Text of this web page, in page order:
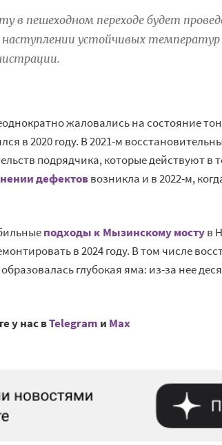
в пешеходном переходе будет
наступлении устойчивых
жаловались на состояние
в 2020 году. В 2021-м
подрядчика, которые действуют в
дефектоввозникла и в 2022-м,
подходы к Мызинскому мостув
в 2024 году. В том числе
образовалась глубокая яма: из-за нее
у нас вTelegram и Mах